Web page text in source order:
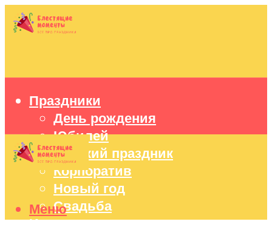
Праздники
День рождения
Юбилей
Детский праздник
Корпоратив
Новый год
Свадьба
Идеи подарков
Меню